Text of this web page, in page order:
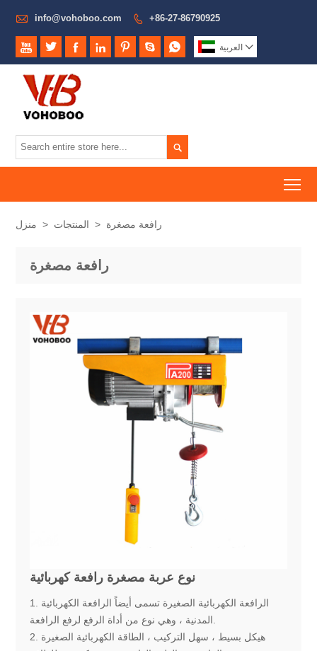
 info@vohoboo.com  +86-27-86790925
       العربية 

منزل > المنتجات > رافعة مصغرة
رافعة مصغرة
نوع عربة مصغرة رافعة كهربائية
1. الرافعة الكهربائية الصغيرة تسمى أيضاً الرافعة الكهربائية
2. هيكل بسيط ، سهل التركيب ، الطاقة الكهربائية الصغيرة